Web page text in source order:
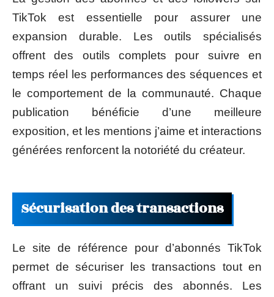
TikTok est essentielle pour assurer une
expansion durable. Les outils spécialisés
offrent des outils complets pour suivre en
temps réel les performances des séquences et
le comportement de la communauté. Chaque
publication bénéficie d’une meilleure
exposition, et les mentions j’aime et interactions
générées renforcent la notoriété du créateur.
Sécurisation des transactions
Le site de référence pour d’abonnés TikTok
permet de sécuriser les transactions tout en
offrant un suivi précis des abonnés. Les